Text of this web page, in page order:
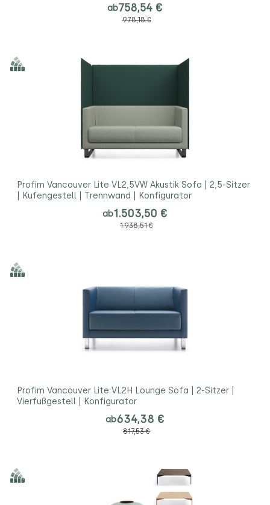
ab758,54 €
978,18 €
Profim Vancouver Lite VL2,5VW Akustik Sofa | 2,5-Sitzer
| Kufengestell | Trennwand | Konfigurator
ab1.503,50 €
1.938,51 €
Profim Vancouver Lite VL2H Lounge Sofa | 2-Sitzer |
Vierfußgestell | Konfigurator
ab634,38 €
817,53 €